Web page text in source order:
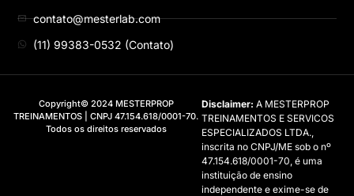
contato@mesterlab.com
(11) 99383-0532 (Contato)
Copyright© 2024 MESTERPROP
TREINAMENTOS | CNPJ 47.154.618/0001-70.
Todos os direitos reservados
Disclaimer: A MESTERPROP
TREINAMENTOS E SERVICOS
ESPECIALIZADOS LTDA.,
inscrita no CNPJ/ME sob o nº
47.154.618/0001-70, é uma
instituição de ensino
independente e exime-se de